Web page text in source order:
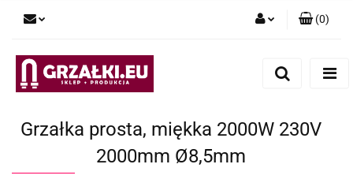
(0)
Grzałka prosta, miękka 2000W 230V
2000mm Ø8,5mm